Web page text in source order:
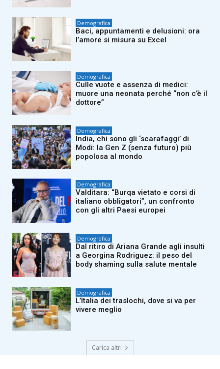
Demografica
Baci, appuntamenti e delusioni: ora
l’amore si misura su Excel
Demografica
Culle vuote e assenza di medici:
muore una neonata perché “non c’è il
dottore”
Demografica
India, chi sono gli ‘scarafaggi’ di
Modi: la Gen Z (senza futuro) più
popolosa al mondo
Demografica
Valditara: “Burqa vietato e corsi di
italiano obbligatori”, un confronto
con gli altri Paesi europei
Demografica
Dal ritiro di Ariana Grande agli insulti
a Georgina Rodriguez: il peso del
body shaming sulla salute mentale
Demografica
L’Italia dei traslochi, dove si va per
vivere meglio
Carica altri